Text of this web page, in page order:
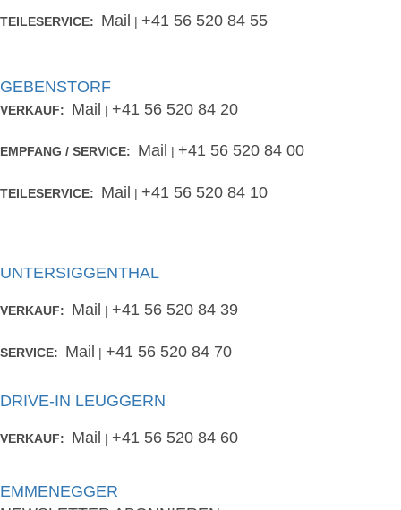
TEILESERVICE: Mail | +41 56 520 84 55
GEBENSTORF
VERKAUF: Mail | +41 56 520 84 20
EMPFANG / SERVICE: Mail | +41 56 520 84 00
TEILESERVICE: Mail | +41 56 520 84 10
UNTERSIGGENTHAL
VERKAUF: Mail | +41 56 520 84 39
SERVICE: Mail | +41 56 520 84 70
DRIVE-IN LEUGGERN
VERKAUF: Mail | +41 56 520 84 60
EMMENEGGER